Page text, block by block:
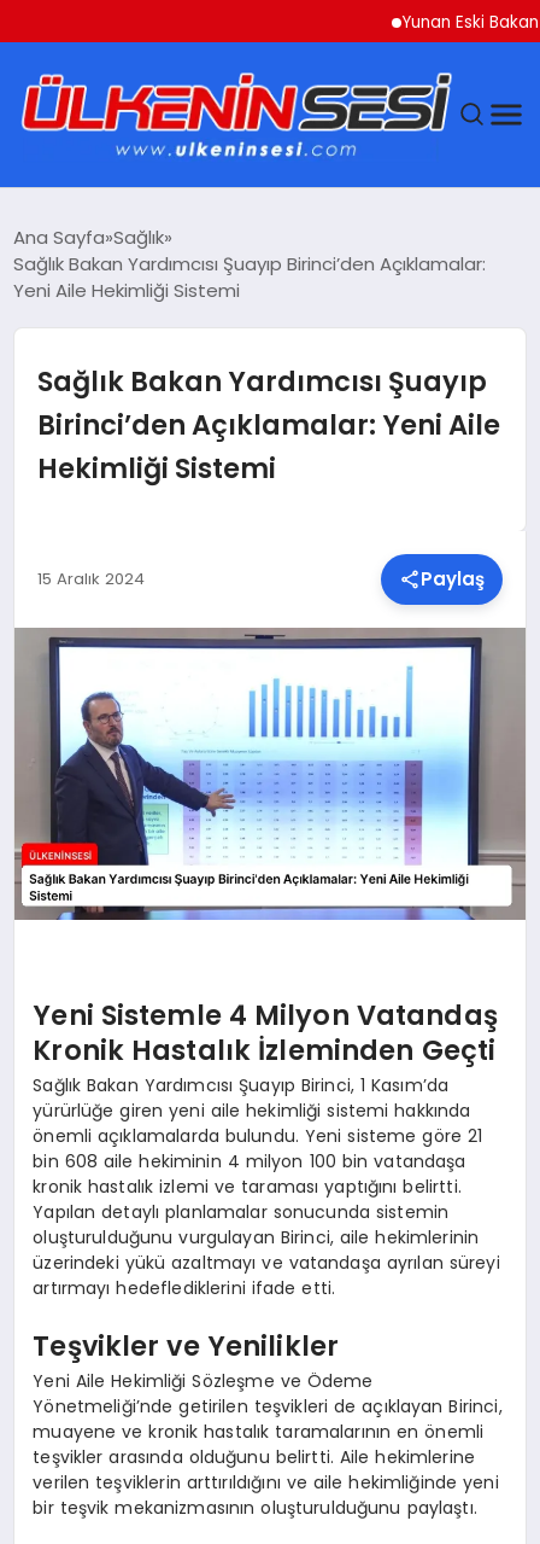
Yunan Eski Bakan
EKONOMI
MAGAZIN
SAĞLIK
TEKNOLOJI
YAŞAM
MALATYA HABERLERI
Ana Sayfa Sağlık
Sağlık Bakan Yardımcısı Şuayıp Birinci’den Açıklamalar:
Yeni Aile Hekimliği Sistemi
Sağlık Bakan Yardımcısı Şuayıp
Birinci’den Açıklamalar: Yeni Aile
Hekimliği Sistemi
15 Aralık 2024 Paylaş
Yeni Sistemle 4 Milyon Vatandaş
Kronik Hastalık İzleminden Geçti
Sağlık Bakan Yardımcısı Şuayıp Birinci, 1 Kasım’da
yürürlüğe giren yeni aile hekimliği sistemi hakkında
önemli açıklamalarda bulundu. Yeni sisteme göre 21
bin 608 aile hekiminin 4 milyon 100 bin vatandaşa
kronik hastalık izlemi ve taraması yaptığını belirtti.
Yapılan detaylı planlamalar sonucunda sistemin
oluşturulduğunu vurgulayan Birinci, aile hekimlerinin
üzerindeki yükü azaltmayı ve vatandaşa ayrılan süreyi
artırmayı hedeflediklerini ifade etti.
Teşvikler ve Yenilikler
Yeni Aile Hekimliği Sözleşme ve Ödeme
Yönetmeliği’nde getirilen teşvikleri de açıklayan Birinci,
muayene ve kronik hastalık taramalarının en önemli
teşvikler arasında olduğunu belirtti. Aile hekimlerine
verilen teşviklerin arttırıldığını ve aile hekimliğinde yeni
bir teşvik mekanizmasının oluşturulduğunu paylaştı.